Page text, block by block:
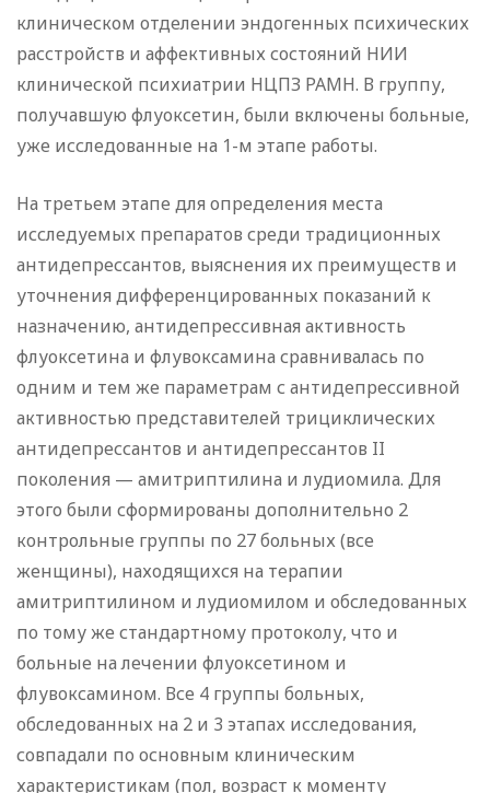
клиническом отделении эндогенных психических
расстройств и аффективных состояний НИИ
клинической психиатрии НЦПЗ РАМН. В группу,
получавшую флуоксетин, были включены больные,
уже исследованные на 1-м этапе работы.
На третьем этапе для определения места
исследуемых препаратов среди традиционных
антидепрессантов, выяснения их преимуществ и
уточнения дифференцированных показаний к
назначению, антидепрессивная активность
флуоксетина и флувоксамина сравнивалась по
одним и тем же параметрам с антидепрессивной
активностью представителей трициклических
антидепрессантов и антидепрессантов II
поколения — амитриптилина и лудиомила. Для
этого были сформированы дополнительно 2
контрольные группы по 27 больных (все
женщины), находящихся на терапии
амитриптилином и лудиомилом и обследованных
по тому же стандартному протоколу, что и
больные на лечении флуоксетином и
флувоксамином. Все 4 группы больных,
обследованных на 2 и 3 этапах исследования,
совпадали по основным клиническим
характеристикам (пол, возраст к моменту